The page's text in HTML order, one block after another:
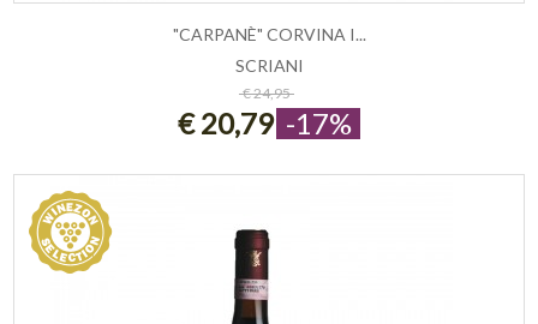
ESAURITO
"CARPANÈ" CORVINA I...
SCRIANI
€ 24,95
€ 20,79 -17%